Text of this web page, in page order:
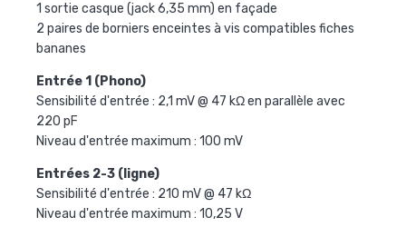
1 sortie casque (jack 6,35 mm) en façade
2 paires de borniers enceintes à vis compatibles fiches
bananes
Entrée 1 (Phono)
Sensibilité d'entrée : 2,1 mV @ 47 kΩ en parallèle avec
220 pF
Niveau d'entrée maximum : 100 mV
Entrées 2-3 (ligne)
Sensibilité d'entrée : 210 mV @ 47 kΩ
Niveau d'entrée maximum : 10,25 V